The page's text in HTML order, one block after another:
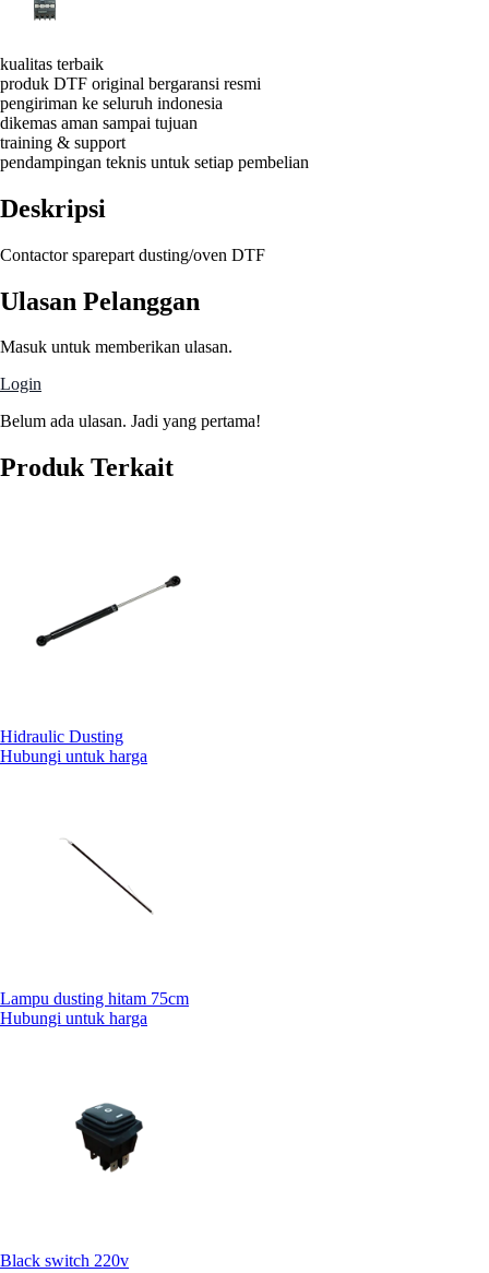
kualitas terbaik
produk DTF original bergaransi resmi
pengiriman ke seluruh indonesia
dikemas aman sampai tujuan
training & support
pendampingan teknis untuk setiap pembelian
Deskripsi
Contactor sparepart dusting/oven DTF
Ulasan Pelanggan
Masuk untuk memberikan ulasan.
Login
Belum ada ulasan. Jadi yang pertama!
Produk Terkait
Hidraulic Dusting
Hubungi untuk harga
Lampu dusting hitam 75cm
Hubungi untuk harga
Black switch 220v